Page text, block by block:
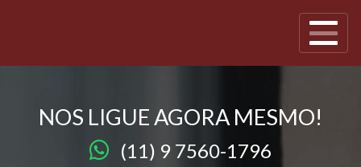
NOS LIGUE AGORA MESMO!
(11) 9 7560-1796